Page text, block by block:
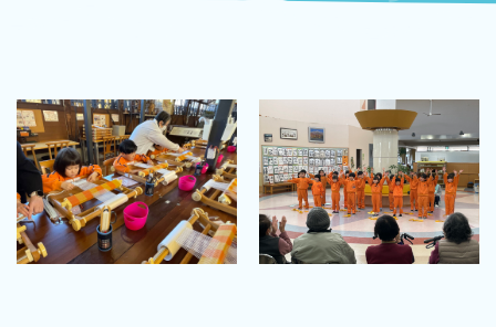
ペ
ー
ジ
ペ
ー
ジ
ー
ジ